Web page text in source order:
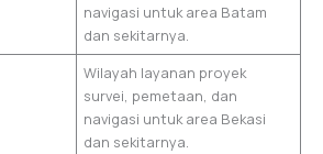
navigasi untuk area Batam
dan sekitarnya.
Wilayah layanan proyek
survei, pemetaan, dan
navigasi untuk area Bekasi
dan sekitarnya.